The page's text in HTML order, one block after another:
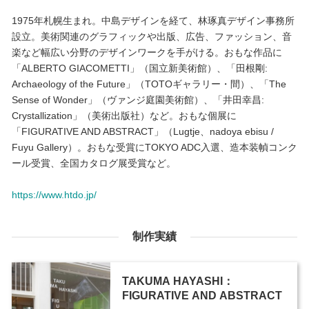
1975年札幌生まれ。中島デザインを経て、林琢真デザイン事務所
設立。美術関連のグラフィックや出版、広告、ファッション、音
楽など幅広い分野のデザインワークを手がける。おもな作品に
「ALBERTO GIACOMETTI」（国立新美術館）、「田根剛:
Archaeology of the Future」（TOTOギャラリー・間）、「The
Sense of Wonder」（ヴァンジ庭園美術館）、「井田幸昌:
Crystallization」（美術出版社）など。おもな個展に
「FIGURATIVE AND ABSTRACT」（Lugtje、nadoya ebisu /
Fuyu Gallery）。おもな受賞にTOKYO ADC入選、造本装幀コンク
ール受賞、全国カタログ展受賞など。
https://www.htdo.jp/
制作実績
TAKUMA HAYASHI：
FIGURATIVE AND ABSTRACT